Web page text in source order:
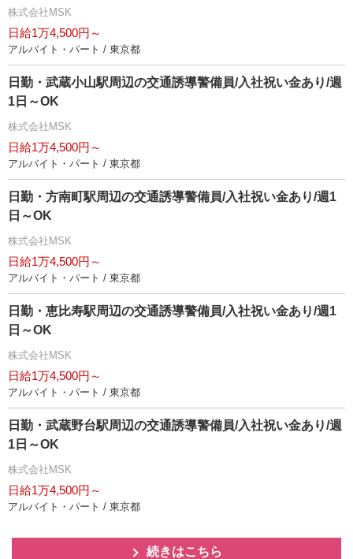
株式会社MSK
日給1万4,500円～
アルバイト・パート / 東京都
日勤・武蔵小山駅周辺の交通誘導警備員/入社祝い金あり/週
1日～OK
株式会社MSK
日給1万4,500円～
アルバイト・パート / 東京都
日勤・方南町駅周辺の交通誘導警備員/入社祝い金あり/週1
日～OK
株式会社MSK
日給1万4,500円～
アルバイト・パート / 東京都
日勤・恵比寿駅周辺の交通誘導警備員/入社祝い金あり/週1
日～OK
株式会社MSK
日給1万4,500円～
アルバイト・パート / 東京都
日勤・武蔵野台駅周辺の交通誘導警備員/入社祝い金あり/週
1日～OK
株式会社MSK
日給1万4,500円～
アルバイト・パート / 東京都
続きはこちら